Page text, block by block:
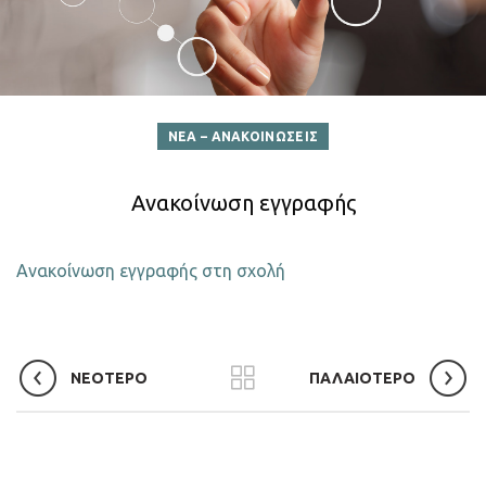
ΝΕΑ – ΑΝΑΚΟΙΝΩΣΕΙΣ
Ανακοίνωση εγγραφής
Ανακοίνωση εγγραφής στη σχολή
ΝΕΟΤΕΡΟ ΠΑΛΑΙΟΤΕΡΟ